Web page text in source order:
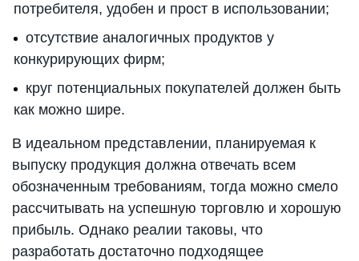
потребителя, удобен и прост в использовании;
отсутствие аналогичных продуктов у
конкурирующих фирм;
круг потенциальных покупателей должен быть
как можно шире.
В идеальном представлении, планируемая к
выпуску продукция должна отвечать всем
обозначенным требованиям, тогда можно смело
рассчитывать на успешную торговлю и хорошую
прибыль. Однако реалии таковы, что
разработать достаточно подходящее